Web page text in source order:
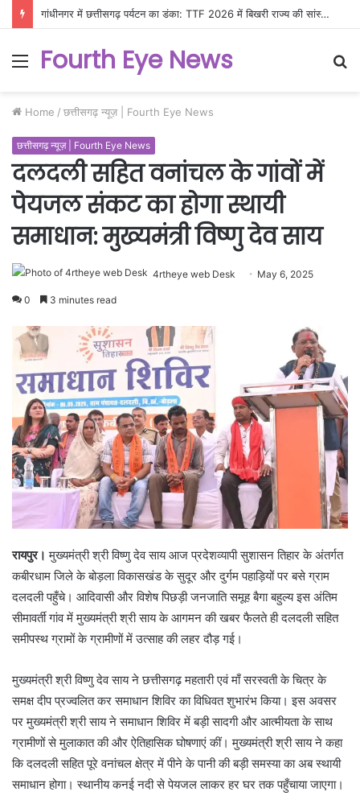
गांधीनगर में छत्तीसगढ़ पर्यटन का डंका: TTF 2026 में बिखरी राज्य की सांस्कृतिक और प्राकृतिक छटा
Menu
Fourth Eye News
Home / छत्तीसगढ़ न्यूज़ | Fourth Eye News
छत्तीसगढ़ न्यूज़ | Fourth Eye News
दलदली सहित वनांचल के गांवों में
पेयजल संकट का होगा स्थायी
समाधान: मुख्यमंत्री विष्णु देव साय
4rtheye web Desk May 6, 2025
0 3 minutes read
रायपुर। मुख्यमंत्री श्री विष्णु देव साय आज प्रदेशव्यापी सुशासन तिहार के अंतर्गत
कबीरधाम जिले के बोड़ला विकासखंड के सुदूर और दुर्गम पहाड़ियों पर बसे ग्राम
दलदली पहुँचे। आदिवासी और विशेष पिछड़ी जनजाति समूह बैगा बहुल्य इस अंतिम
सीमावर्ती गांव में मुख्यमंत्री श्री साय के आगमन की खबर फैलते ही दलदली सहित
समीपस्थ ग्रामों के ग्रामीणों में उत्साह की लहर दौड़ गई।
मुख्यमंत्री श्री विष्णु देव साय ने छत्तीसगढ़ महतारी एवं माँ सरस्वती के चित्र के
समक्ष दीप प्रज्वलित कर समाधान शिविर का विधिवत शुभारंभ किया। इस अवसर
पर मुख्यमंत्री श्री साय ने समाधान शिविर में बड़ी सादगी और आत्मीयता के साथ
ग्रामीणों से मुलाकात की और ऐतिहासिक घोषणाएं कीं। मुख्यमंत्री श्री साय ने कहा
कि दलदली सहित पूरे वनांचल क्षेत्र में पीने के पानी की बड़ी समस्या का अब स्थायी
समाधान होगा। स्थानीय कनई नदी से पेयजल लाकर हर घर तक पहुँचाया जाएगा।